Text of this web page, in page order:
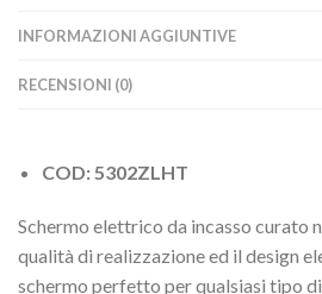
INFORMAZIONI AGGIUNTIVE
RECENSIONI (0)
COD: 5302ZLHT
Schermo elettrico da incasso curato
qualità di realizzazione ed il design
schermo perfetto per qualsiasi tipo